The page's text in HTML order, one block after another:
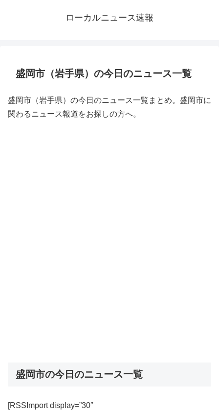
ローカルニュース速報
盛岡市（岩手県）の今日のニュース一覧
盛岡市（岩手県）の今日のニュース一覧まとめ。盛岡市に
関わるニュース報道をお探しの方へ。
盛岡市の今日のニュース一覧
[RSSImport display=”30″